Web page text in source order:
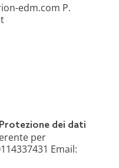
edm.com P.
dei dati
per
Email: